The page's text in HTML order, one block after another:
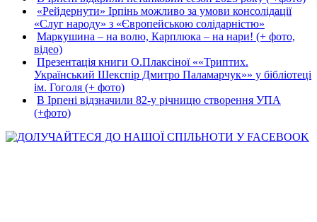
«Рейдернути» Ірпінь можливо за умови консолідації
«Слуг народу» з «Європейською солідарністю»
Маркушина – на волю, Карплюка – на нари! (+ фото,
відео)
Презентація книги О.Плаксіної ««Триптих.
Український Шекспір Дмитро Паламарчук»» у бібліотеці
ім. Гоголя (+ фото)
В Ірпені відзначили 82-у річницю створення УПА
(+фото)